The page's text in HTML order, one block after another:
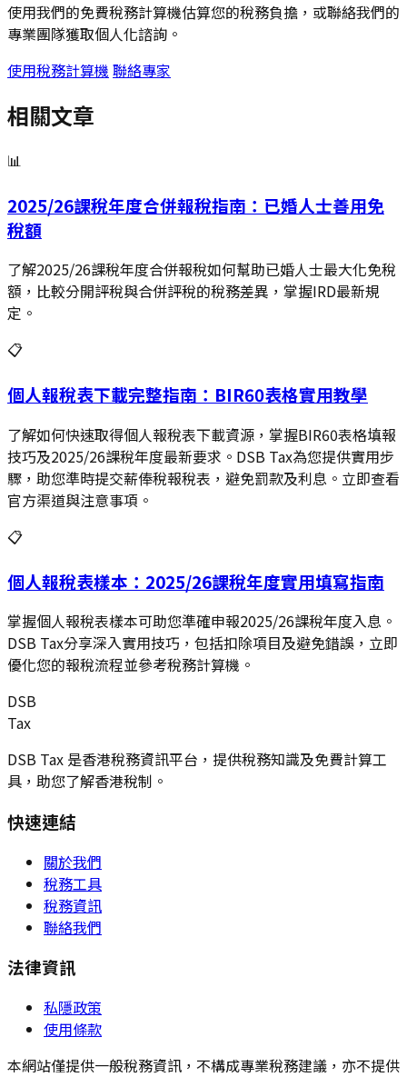
使用我們的免費稅務計算機估算您的稅務負擔，或聯絡我們的
專業團隊獲取個人化諮詢。
使用稅務計算機 聯絡專家
相關文章
📊
2025/26課稅年度合併報稅指南：已婚人士善用免
稅額
了解2025/26課稅年度合併報稅如何幫助已婚人士最大化免稅
額，比較分開評稅與合併評稅的稅務差異，掌握IRD最新規
定。
📋
個人報稅表下載完整指南：BIR60表格實用教學
了解如何快速取得個人報稅表下載資源，掌握BIR60表格填報
技巧及2025/26課稅年度最新要求。DSB Tax為您提供實用步
驟，助您準時提交薪俸稅報稅表，避免罰款及利息。立即查看
官方渠道與注意事項。
📋
個人報稅表樣本：2025/26課稅年度實用填寫指南
掌握個人報稅表樣本可助您準確申報2025/26課稅年度入息。
DSB Tax分享深入實用技巧，包括扣除項目及避免錯誤，立即
優化您的報稅流程並參考稅務計算機。
DSB
Tax
DSB Tax 是香港稅務資訊平台，提供稅務知識及免費計算工
具，助您了解香港稅制。
快速連結
關於我們
稅務工具
稅務資訊
聯絡我們
法律資訊
私隱政策
使用條款
本網站僅提供一般稅務資訊，不構成專業稅務建議，亦不提供